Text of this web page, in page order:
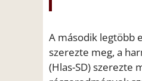
A második legtöbb
szerezte meg, a
(Hlas-SD) szerezte